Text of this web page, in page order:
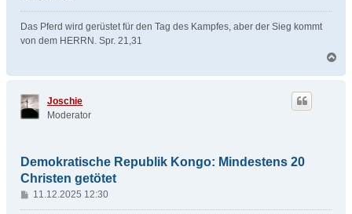
Das Pferd wird gerüstet für den Tag des Kampfes, aber der Sieg kommt
von dem HERRN. Spr. 21,31
Joschie
Moderator
Demokratische Republik Kongo: Mindestens 20
Christen getötet
B
e
11.12.2025 12:30